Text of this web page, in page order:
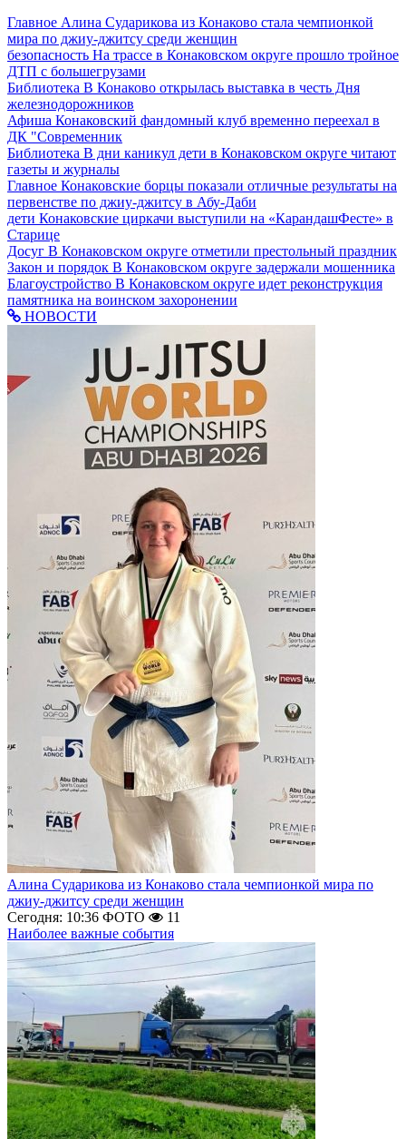
Главное Алина Сударикова из Конаково стала чемпионкой
мира по джиу-джитсу среди женщин
безопасность На трассе в Конаковском округе прошло тройное
ДТП с большегрузами
Библиотека В Конаково открылась выставка в честь Дня
железнодорожников
Афиша Конаковский фандомный клуб временно переехал в
ДК "Современник
Библиотека В дни каникул дети в Конаковском округе читают
газеты и журналы
Главное Конаковские борцы показали отличные результаты на
первенстве по джиу-джитсу в Абу-Даби
дети Конаковские циркачи выступили на «КарандашФесте» в
Старице
Досуг В Конаковском округе отметили престольный праздник
Закон и порядок В Конаковском округе задержали мошенника
Благоустройство В Конаковском округе идет реконструкция
памятника на воинском захоронении
НОВОСТИ
Алина Сударикова из Конаково стала чемпионкой мира по
джиу-джитсу среди женщин
Сегодня: 10:36 ФОТО
11
Наиболее важные события